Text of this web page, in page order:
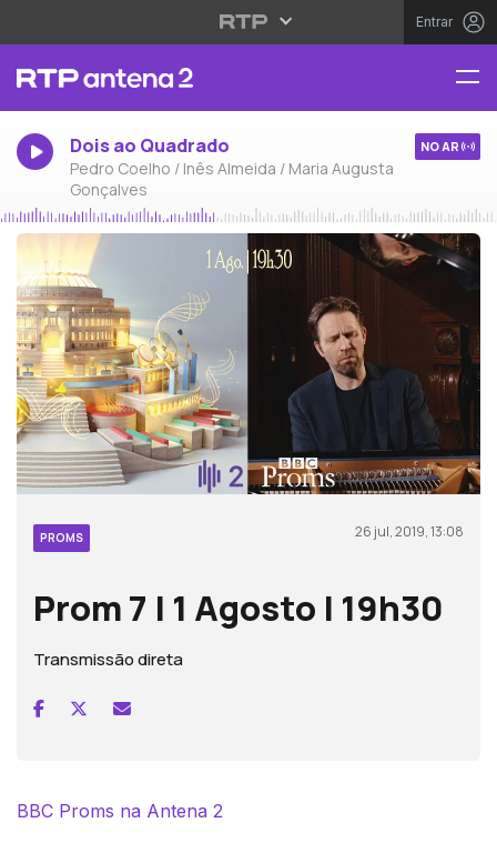
Entrar
Dois ao Quadrado
Pedro Coelho / Inês Almeida / Maria Augusta
Gonçalves
NO AR
PROMS 26 jul, 2019, 13:08
Prom 7 | 1 Agosto | 19h30
Transmissão direta
BBC Proms na Antena 2